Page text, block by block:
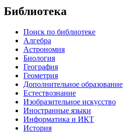
Библиотека
Поиск по библиотеке
Алгебра
Астрономия
Биология
География
Геометрия
Дополнительное образование
Естествознание
Изобразительное искусство
Иностранные языки
Информатика и ИКТ
История